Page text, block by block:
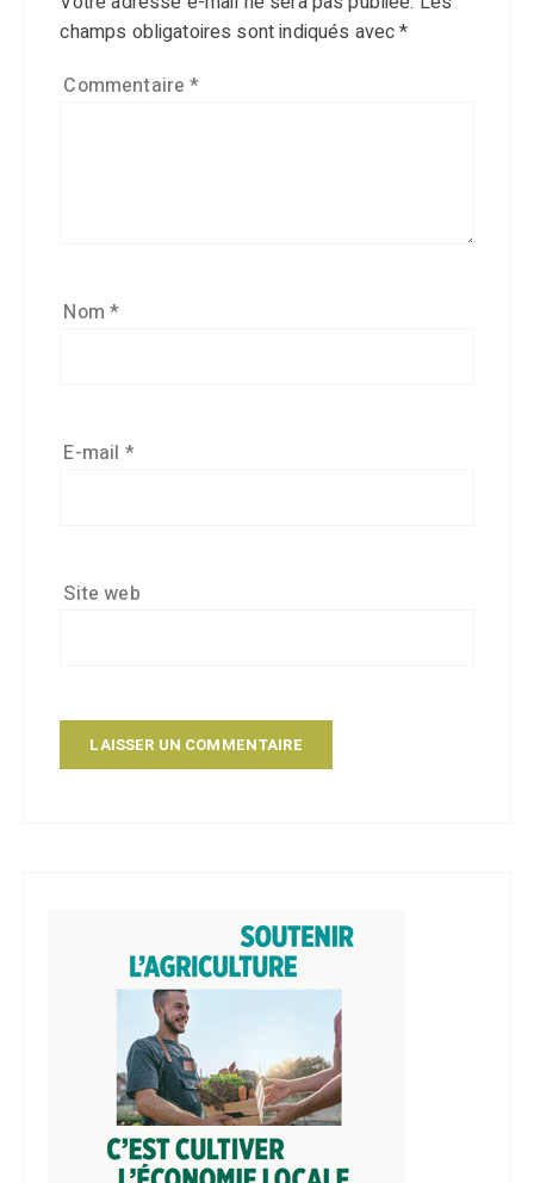
champs obligatoires sont indiqués avec*
Commentaire*
Nom*
E-mail *
Site web